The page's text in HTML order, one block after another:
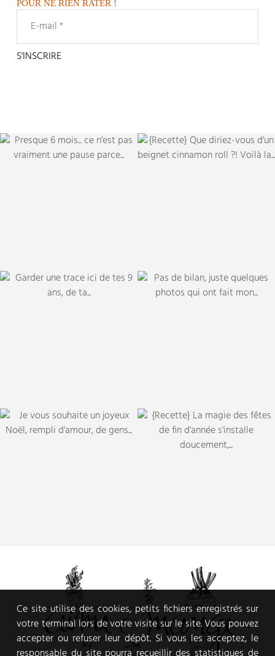
POUR NE RIEN RATER !
Ce site utilise des cookies, petits fichiers enregistrés sur
votre terminal lors de votre visite sur le site. Vous pouvez
accepter ou refuser leur dépôt. Si vous les acceptez, le